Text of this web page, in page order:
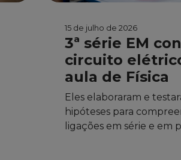
15 de julho de 2026
3ª série EM
circuito
aula de Física
Eles elaboraram e
hipóteses para
ligações em série e em